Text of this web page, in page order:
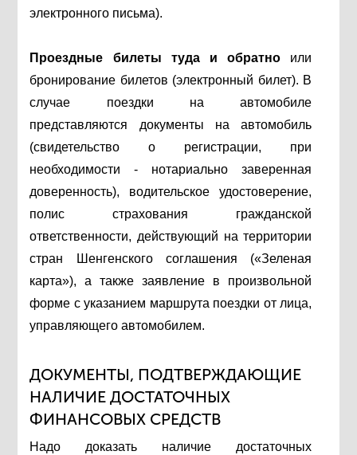
электронного письма).
Проездные билеты туда и обратно или
бронирование билетов (электронный билет). В
случае поездки на автомобиле
представляются документы на автомобиль
(свидетельство о регистрации, при
необходимости - нотариально заверенная
доверенность), водительское удостоверение,
полис страхования гражданской
ответственности, действующий на территории
стран Шенгенского соглашения («Зеленая
карта»), а также заявление в произвольной
форме с указанием маршрута поездки от лица,
управляющего автомобилем.
ДОКУМЕНТЫ, ПОДТВЕРЖДАЮЩИЕ
НАЛИЧИЕ ДОСТАТОЧНЫХ
ФИНАНСОВЫХ СРЕДСТВ
Надо доказать наличие достаточных